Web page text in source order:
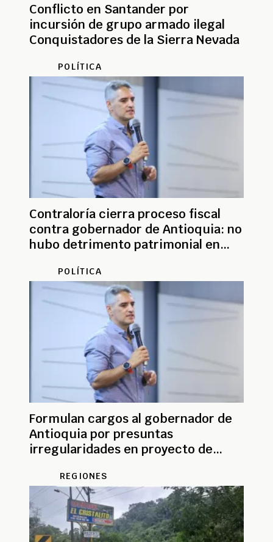
Conflicto en Santander por
incursión de grupo armado ilegal
Conquistadores de la Sierra Nevada
POLÍTICA
Contraloría cierra proceso fiscal
contra gobernador de Antioquia: no
hubo detrimento patrimonial en
POLÍTICA
Formulan cargos al gobernador de
Antioquia por presuntas
irregularidades en proyecto de
REGIONES